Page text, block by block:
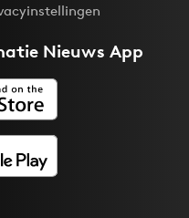
Nieuws App